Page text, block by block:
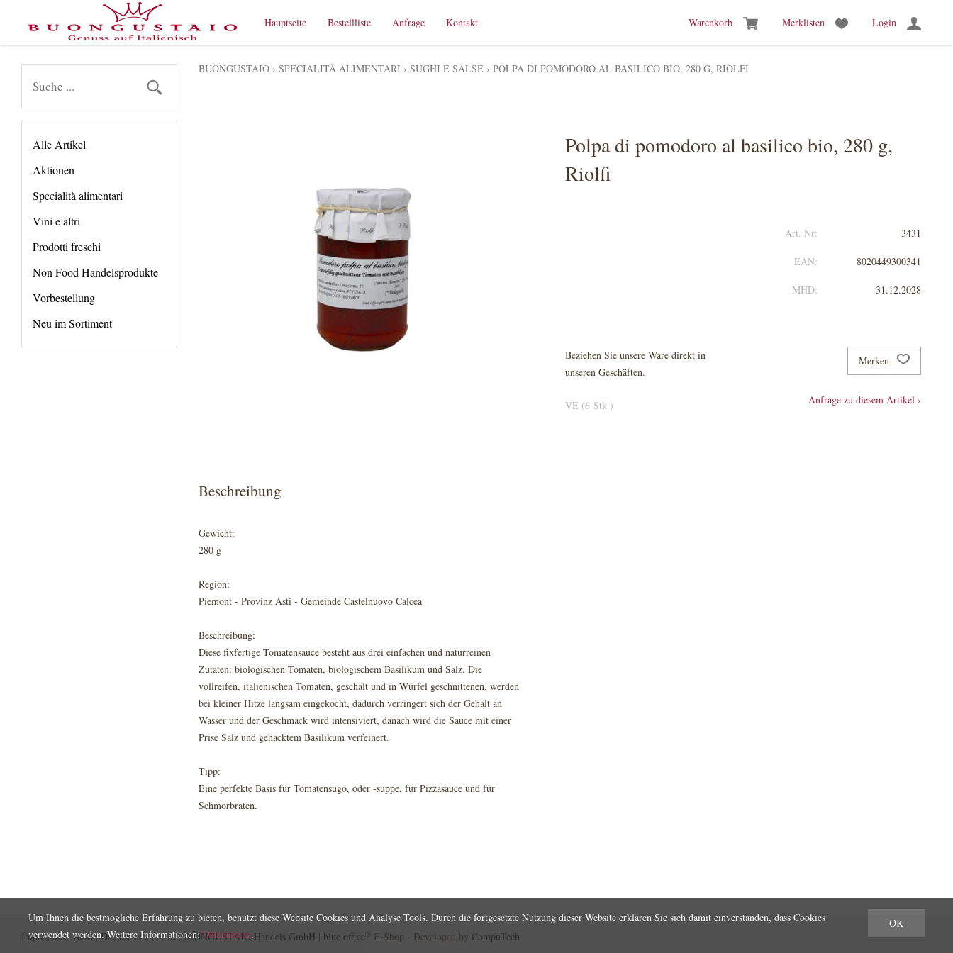
Warenkorb Merklisten Login
Hauptseite Bestellliste Anfrage Kontakt
Alle Artikel
Aktionen
Specialità alimentari
Vini e altri
Prodotti freschi
Non Food Handelsprodukte
Vorbestellung
Neu im Sortiment
BUONGUSTAIO › SPECIALITÀ ALIMENTARI › SUGHI E SALSE › POLPA DI POMODORO AL BASILICO BIO, 280 G, RIOLFI
Polpa di pomodoro al basilico bio, 280 g,
Riolfi
Art. Nr: 3431
EAN: 8020449300341
MHD: 31.12.2028
Beziehen Sie unsere Ware direkt in
unseren Geschäften.
VE (6 Stk.)
Merken
Anfrage zu diesem Artikel ›
Beschreibung
Gewicht:
280 g
Region:
Piemont - Provinz Asti - Gemeinde Castelnuovo Calcea
Beschreibung:
Diese fixfertige Tomatensauce besteht aus drei einfachen und naturreinen
Zutaten: biologischen Tomaten, biologischem Basilikum und Salz. Die
vollreifen, italienischen Tomaten, geschält und in Würfel geschnittenen, werden
bei kleiner Hitze langsam eingekocht, dadurch verringert sich der Gehalt an
Wasser und der Geschmack wird intensiviert, danach wird die Sauce mit einer
Prise Salz und gehacktem Basilikum verfeinert.
Tipp:
Eine perfekte Basis für Tomatensugo, oder -suppe, für Pizzasauce und für
Schmorbraten.
Impressum|AGB|Datenschutz| © byBUONGUSTAIO Handels GmbH | blue office ® E-Shop - Developed by CompuTech
OK
Um Ihnen die bestmögliche Erfahrung zu bieten, benutzt diese Website Cookies und Analyse Tools. Durch die fortgesetzte Nutzung dieser Website erklären Sie sich damit einverstanden, dass Cookies
verwendet werden. Weitere Informationen:Datenschutz.